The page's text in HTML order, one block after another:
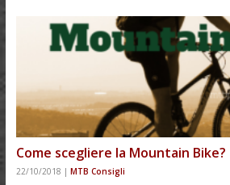
Come scegliere la Mountain Bike?
22/10/2018 | MTB Consigli